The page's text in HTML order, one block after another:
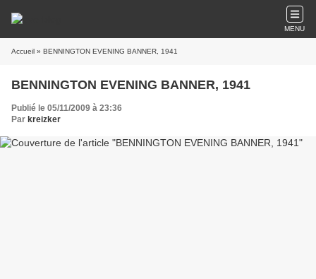
MENU
Accueil » BENNINGTON EVENING BANNER, 1941
BENNINGTON EVENING BANNER, 1941
Publié le 05/11/2009 à 23:36
Par kreizker